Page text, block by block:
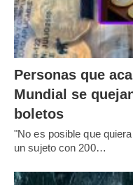
Personas que
Mundial se
boletos
"No es posible que
un sujeto con 200…